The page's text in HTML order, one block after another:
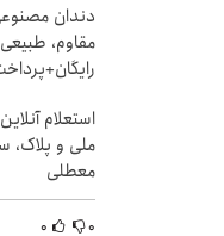
دندان
مقاوم،
استعلام
ملی و پلاک،
معطلی
۰ ۰